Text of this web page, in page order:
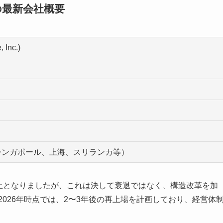
新会社概要
Inc.)
ガポール、上海、スリランカ等）
なりましたが、これは決して衰退ではなく、構造改革を加
年時点では、2〜3年後の再上場を計画しており、経営体